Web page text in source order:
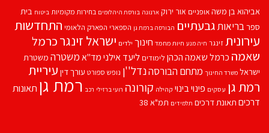
אביהוא בן משהאופניים אור ירוק ארנונה בורסת היהלומים בחירות מקומיות ביטוח בית
ספרבריאותגבעתיים הבורסה ברמת גן הספארי הפארק הלאומי התחדשות
עירוניתזינגר חיה מנע חיות מחמד חינוך ילדים ישראל זינגרכרמל
שאמה כרמל שאמה הכהן לימודים ליעד אילנימד''אמשטרה משטרת
ישראל משרד החינוך מתחם הבורסהנדל''ן נופש ספורט עורך דין עיריית
רמת גן עסקים פינוי בינוי קהילה קורונה רועי ברזילי רכב רמת גן תאונות
דרכים תאונת דרכים תלמידים תמ"א 38